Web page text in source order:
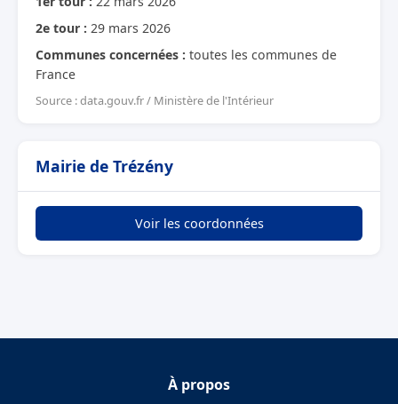
2e tour : 29 mars 2026
Communes concernées : toutes les communes de
France
Source : data.gouv.fr / Ministère de l'Intérieur
Mairie de Trézény
Voir les coordonnées
À propos